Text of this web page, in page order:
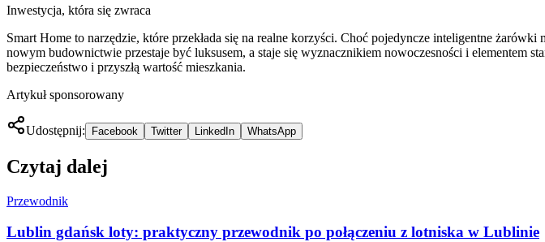
Inwestycja, która się zwraca
Smart Home to narzędzie, które przekłada się na realne korzyści. Choć pojedyncze inteligentne
nowym budownictwie przestaje być luksusem, a staje się wyznacznikiem nowoczesności i elementem
bezpieczeństwo i przyszłą wartość mieszkania.
Artykuł sponsorowany
Udostępnij: Facebook Twitter LinkedIn WhatsApp
Czytaj dalej
Przewodnik
Lublin gdańsk loty: praktyczny przewodnik po połączeniu z lotniska w Lublinie